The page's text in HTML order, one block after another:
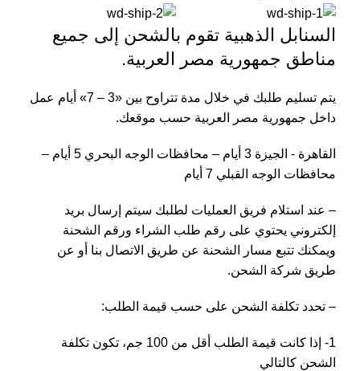
السنابل الذهبية تقوم بالشحن إلى جميع
مناطق جمهورية مصر العربية.
يتم تسليم طلبك في خلال مدة تتراوح بين «3 – 7» أيام عمل
داخل جمهورية مصر العربية حسب موقعك.
القاهرة - الجيزة 3 أيام – محافظات الوجه البحري 5 أيام –
محافظات الوجه القبلي 7 أيام
– عند استلام فريق العمليات لطلبك سيتم إرسال بريد
إلكتروني يحتوي على رقم طلب الشراء ورقم الشحنة
ويمكنك تتبع مسار الشحنة عن طريق الاتصال بنا أو عن
طريق شركة الشحن.
– تحدد تكلفة الشحن على حسب قيمة الطلب:
1- إذا كانت قيمة الطلب أقل من 100 جم، تكون تكلفة
الشحن كالتالي